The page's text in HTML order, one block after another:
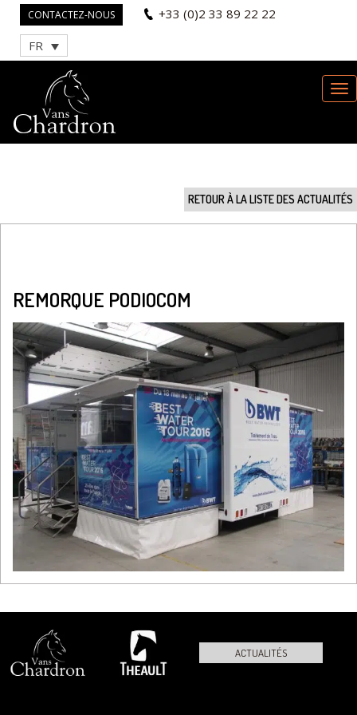
CONTACTEZ-NOUS +33 (0)2 33 89 22 22
FR
RETOUR À LA LISTE DES ACTUALITÉS
REMORQUE PODIOCOM
ACTUALITÉS